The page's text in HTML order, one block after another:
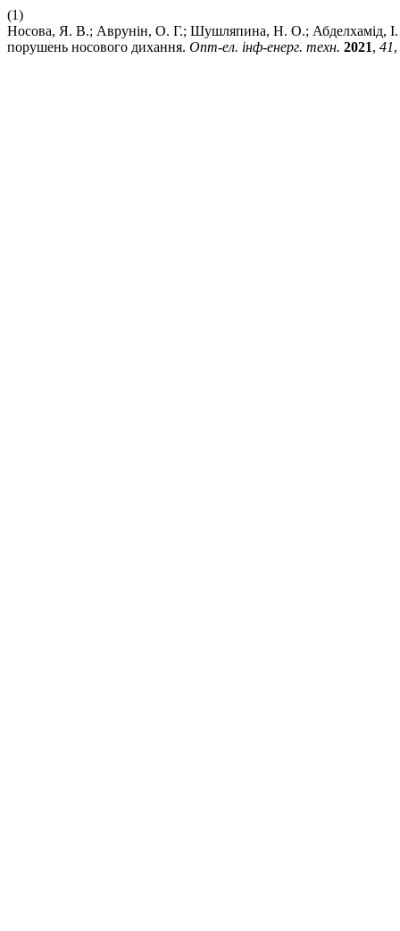
(1)
Носова, Я. В.; Аврунін, О. Г.; Шушляпина, Н. О.; Абделхамід, І.
порушень носового дихання. Опт-ел. інф-енерг. техн. 2021, 41